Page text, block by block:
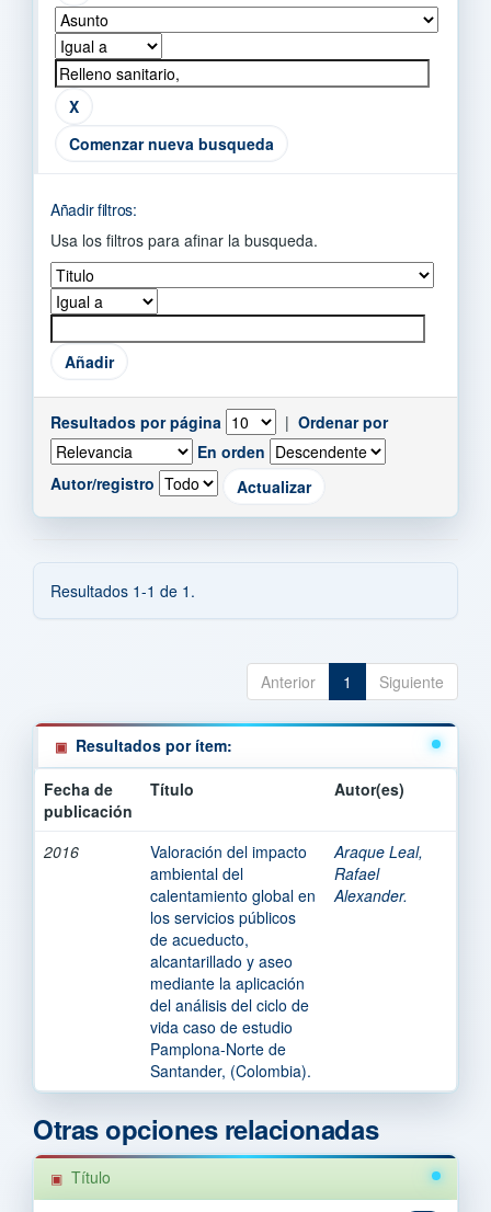
Comenzar nueva busqueda
Añadir filtros:
Usa los filtros para afinar la busqueda.
Resultados por página | Ordenar por
En orden
Autor/registro
Resultados 1-1 de 1.
Anterior 1 Siguiente
Resultados por ítem:
Fecha de
publicación
Título Autor(es)
2016
Valoración del impacto
ambiental del
calentamiento global en
los servicios públicos
de acueducto,
alcantarillado y aseo
mediante la aplicación
del análisis del ciclo de
vida caso de estudio
Pamplona-Norte de
Santander, (Colombia).
Araque Leal,
Rafael
Alexander.
Otras opciones relacionadas
Título